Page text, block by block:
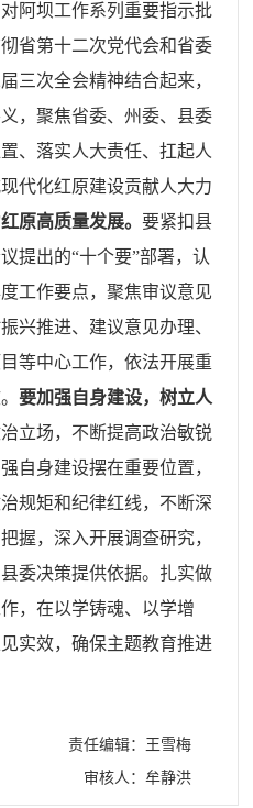
阿坝工作系列重要指示批
省第十二次党代会和省委
三次全会精神结合起来，
，聚焦省委、州委、县委
、落实人大责任、扛起人
代化红原建设贡献人大力
原高质量发展。要紧扣县
提出的“十个要”部署，认
工作要点，聚焦审议意见
兴推进、建议意见办理、
等中心工作，依法开展重
要加强自身建设，树立人
立场，不断提高政治敏锐
自身建设摆在重要位置，
规矩和纪律红线，不断深
握，深入开展调查研究，
委决策提供依据。扎实做
，在以学铸魂、以学增
实效，确保主题教育推进
责任编辑：王雪梅
审核人：牟静洪